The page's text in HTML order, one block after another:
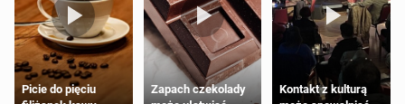
Picie do pięciu
Zapach czekolady
Kontakt z kulturą